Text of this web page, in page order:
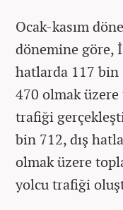
Ocak-kasım
dönemine göre,
hatlarda 117 bin
470 olmak
trafiği
bin 712, dış
olmak üzere
yolcu trafiği